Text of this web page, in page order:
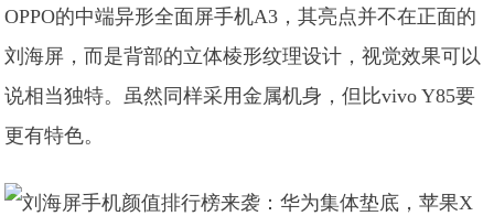
OPPO的中端异形全面屏手机A3，其亮点并不在正面的
刘海屏，而是背部的立体棱形纹理设计，视觉效果可以
说相当独特。虽然同样采用金属机身，但比vivo Y85要
更有特色。